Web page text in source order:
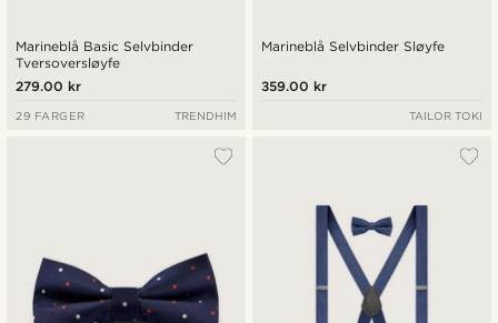
Marineblå Basic Selvbinder
Tversoversløyfe
279.00 kr
29 FARGER TRENDHIM
Marineblå Selvbinder Sløyfe
359.00 kr
TAILOR TOKI